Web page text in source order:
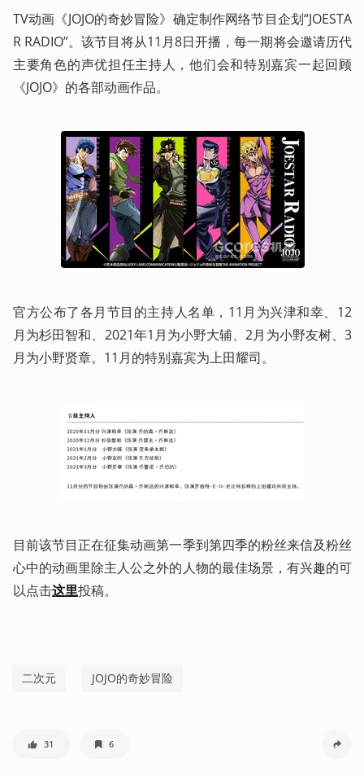
TV动画《JOJO的奇妙冒险》确定制作网络节目企划“JOESTA
R RADIO”。该节目将从11月8日开播，每一期将会邀请历代
主要角色的声优担任主持人，他们会和特别嘉宾一起回顾
《JOJO》的各部动画作品。
官方公布了各月节目的主持人名单，11月为兴津和幸、12
月为杉田智和、2021年1月为小野大辅、2月为小野友树、3
月为小野贤章。11月的特别嘉宾为上田耀司。
目前该节目正在征集动画第一季到第四季的粉丝来信及粉丝
心中的动画里除主人公之外的人物的最佳场景，有兴趣的可
以点击这里投稿。
二次元 JOJO的奇妙冒险
31 6